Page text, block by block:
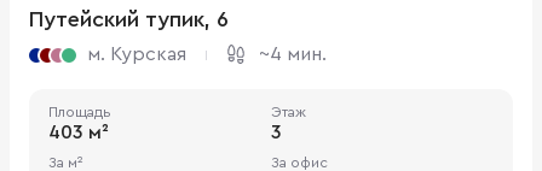
Путейский тупик, 6
м. Курская ~4 мин.
Площадь
403 м²
Этаж
3
За м² За офис